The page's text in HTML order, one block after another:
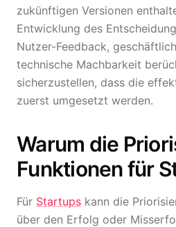
zukünftigen Versionen
Entwicklung des
Nutzer-Feedback,
technische Machbarkeit
sicherzustellen, dass die
zuerst umgesetzt werden.
Warum die
Funktionen für
Für Startups kann die
über den Erfolg oder